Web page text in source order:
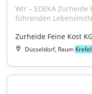
Wir – EDEKA
führenden
Zurheide Feine Kost
Düsseldorf, Raum